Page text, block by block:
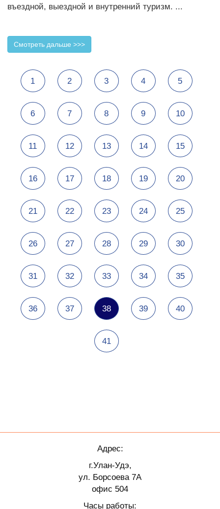
въездной, выездной и внутренний туризм. ...
Смотреть дальше >>>
1 2 3 4 5
6 7 8 9 10
11 12 13 14 15
16 17 18 19 20
21 22 23 24 25
26 27 28 29 30
31 32 33 34 35
36 37 38 39 40
41
Адрес:
г.Улан-Удэ,
ул. Борсоева 7А
офис 504
Часы работы: